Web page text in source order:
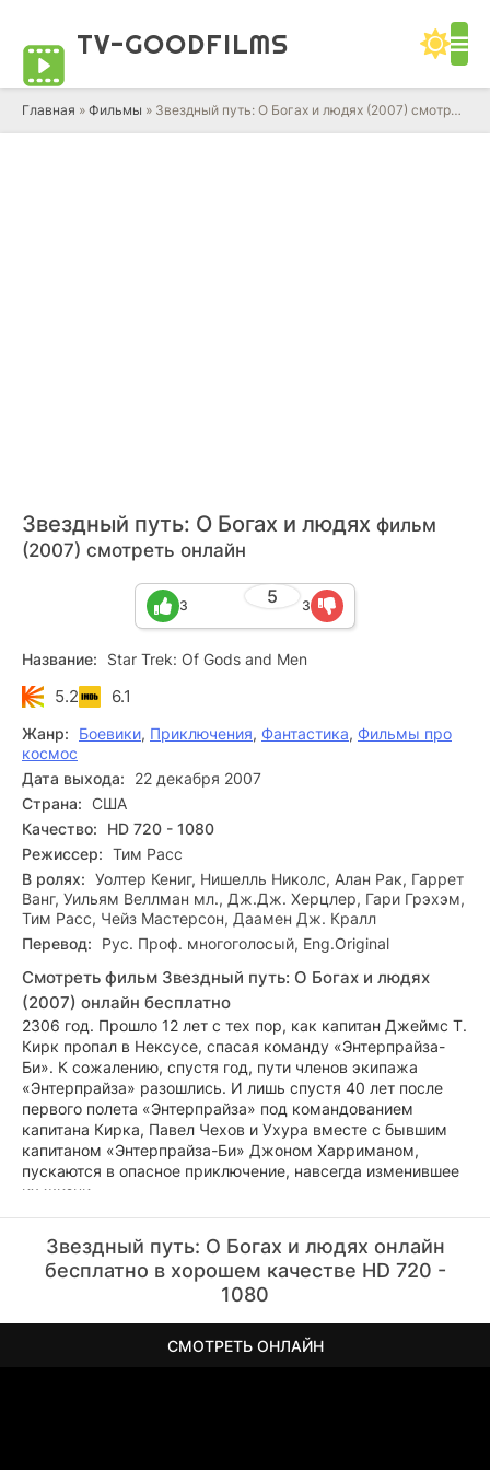
TV-GOODFILMS
Главная » Фильмы » Звездный путь: О Богах и людях (2007) смотреть онлайн фильм в HD качестве 720 - 1080 бесплатно
Звездный путь: О Богах и людях фильм
(2007) смотреть онлайн
5
3 3
Название: Star Trek: Of Gods and Men
5.2 6.1
Жанр: Боевики, Приключения, Фантастика, Фильмы про
космос
Дата выхода:
22 декабря 2007
Страна: США
Качество:
HD 720 - 1080
Режиссер: Тим Расс
В ролях: Уолтер Кениг, Нишелль Николс, Алан Рак, Гаррет
Ванг, Уильям Веллман мл., Дж.Дж. Херцлер, Гари Грэхэм,
Тим Расс, Чейз Мастерсон, Даамен Дж. Кралл
Перевод:
Рус. Проф. многоголосый, Eng.Original
Смотреть фильм Звездный путь: О Богах и людях
(2007) онлайн бесплатно
2306 год. Прошло 12 лет с тех пор, как капитан Джеймс Т.
Кирк пропал в Нексусе, спасая команду «Энтерпрайза-
Би». К сожалению, спустя год, пути членов экипажа
«Энтерпрайза» разошлись. И лишь спустя 40 лет после
первого полета «Энтерпрайза» под командованием
капитана Кирка, Павел Чехов и Ухура вместе с бывшим
капитаном «Энтерпрайза-Би» Джоном Харриманом,
пускаются в опасное приключение, навсегда изменившее
их жизни.
Звездный путь: О Богах и людях онлайн
бесплатно в хорошем качестве HD 720 -
1080
СМОТРЕТЬ ОНЛАЙН